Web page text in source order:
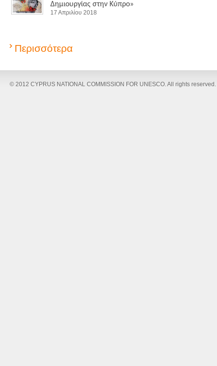
Δημιουργίας στην Κύπρο»
17 Απριλίου 2018
Περισσότερα
© 2012 CYPRUS NATIONAL COMMISSION FOR UNESCO. All rights reserved.